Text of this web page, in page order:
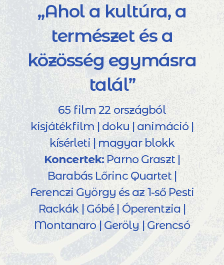
„Ahol a kultúra, a
természet és a
közösség egymásra
talál”
65 film 22 országból
kisjátékfilm | doku | animáció |
kísérleti | magyar blokk
Koncertek: Parno Graszt |
Barabás Lőrinc Quartet |
Ferenczi György és az 1-ső Pesti
Rackák | Góbé | Óperentzia |
Montanaro | Geröly | Grencsó